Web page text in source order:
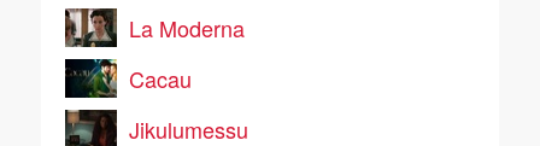
La Moderna
Cacau
Jikulumessu